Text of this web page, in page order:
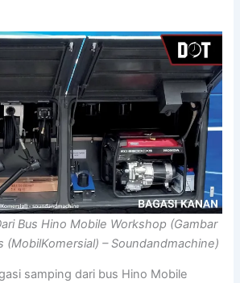
Bus Hino Mobile Workshop (Gambar
(MobilKomersial) – Soundandmachine)
samping dari bus Hino Mobile